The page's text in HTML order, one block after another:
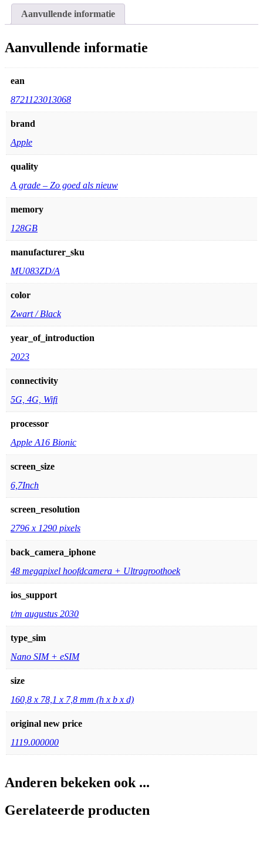
Aanvullende informatie
Aanvullende informatie
ean
8721123013068
brand
Apple
quality
A grade – Zo goed als nieuw
memory
128GB
manufacturer_sku
MU083ZD/A
color
Zwart / Black
year_of_introduction
2023
connectivity
5G, 4G, Wifi
processor
Apple A16 Bionic
screen_size
6,7Inch
screen_resolution
2796 x 1290 pixels
back_camera_iphone
48 megapixel hoofdcamera + Ultragroothoek
ios_support
t/m augustus 2030
type_sim
Nano SIM + eSIM
size
160,8 x 78,1 x 7,8 mm (h x b x d)
original new price
1119.000000
Anderen bekeken ook ...
Gerelateerde producten